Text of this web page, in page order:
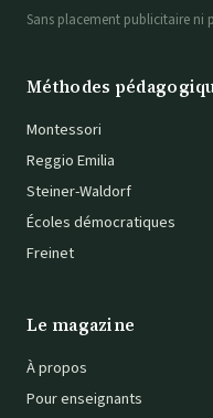
Sans placement publicitaire ni
Méthodes
Montessori
Reggio Emilia
Steiner-Waldorf
Écoles démocratiques
Freinet
Le magazine
À propos
Pour enseignants